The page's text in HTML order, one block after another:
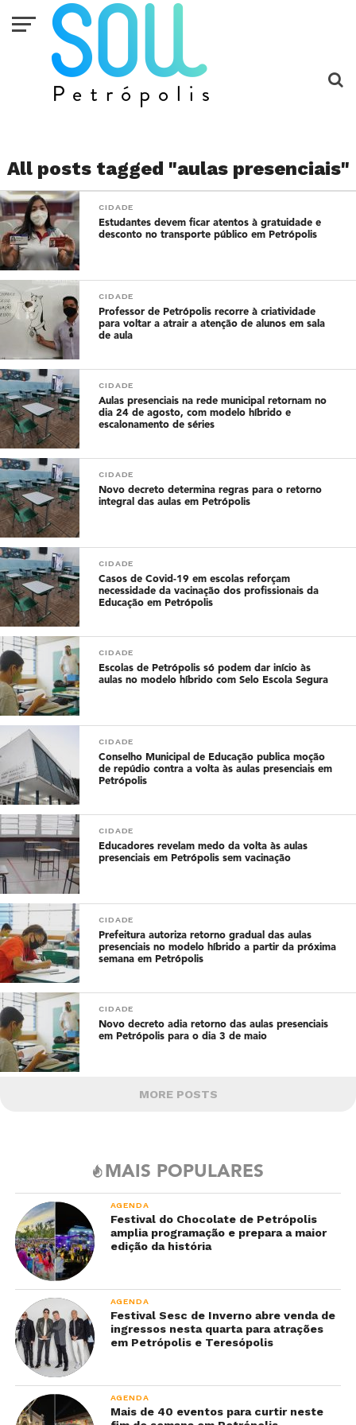
All posts tagged "aulas presenciais"
CIDADE
Estudantes devem ficar atentos à gratuidade e
desconto no transporte público em Petrópolis
CIDADE
Professor de Petrópolis recorre à criatividade
para voltar a atrair a atenção de alunos em sala
de aula
CIDADE
Aulas presenciais na rede municipal retornam no
dia 24 de agosto, com modelo híbrido e
escalonamento de séries
CIDADE
Novo decreto determina regras para o retorno
integral das aulas em Petrópolis
CIDADE
Casos de Covid-19 em escolas reforçam
necessidade da vacinação dos profissionais da
Educação em Petrópolis
CIDADE
Escolas de Petrópolis só podem dar início às
aulas no modelo híbrido com Selo Escola Segura
CIDADE
Conselho Municipal de Educação publica moção
de repúdio contra a volta às aulas presenciais em
Petrópolis
CIDADE
Educadores revelam medo da volta às aulas
presenciais em Petrópolis sem vacinação
CIDADE
Prefeitura autoriza retorno gradual das aulas
presenciais no modelo híbrido a partir da próxima
semana em Petrópolis
CIDADE
Novo decreto adia retorno das aulas presenciais
em Petrópolis para o dia 3 de maio
MORE POSTS
MAIS POPULARES
AGENDA
Festival do Chocolate de Petrópolis
amplia programação e prepara a maior
edição da história
AGENDA
Festival Sesc de Inverno abre venda de
ingressos nesta quarta para atrações
em Petrópolis e Teresópolis
AGENDA
Mais de 40 eventos para curtir neste